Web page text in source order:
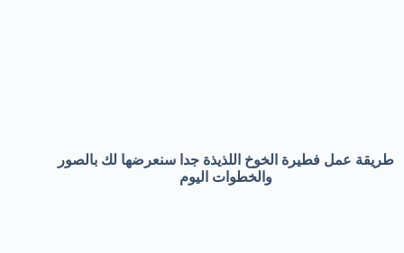
طريقة عمل فطيرة الخوخ اللذيذة جدا سنعرضها لك بالصور
والخطوات اليوم